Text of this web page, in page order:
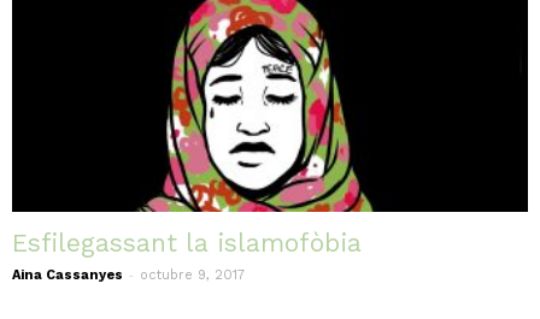
Esfilegassant la islamofòbia
Aina Cassanyes - octubre 9, 2017